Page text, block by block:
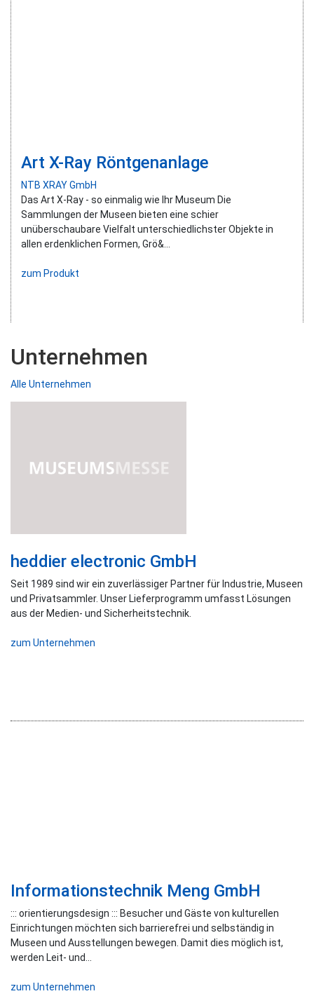
Art X-Ray Röntgenanlage
NTB XRAY GmbH
Das Art X-Ray - so einmalig wie Ihr Museum Die
Sammlungen der Museen bieten eine schier
unüberschaubare Vielfalt unterschiedlichster Objekte in
allen erdenklichen Formen, Grö&...
zum Produkt
Unternehmen
Alle Unternehmen
heddier electronic GmbH
Seit 1989 sind wir ein zuverlässiger Partner für Industrie, Museen
und Privatsammler. Unser Lieferprogramm umfasst Lösungen
aus der Medien- und Sicherheitstechnik.
zum Unternehmen
Informationstechnik Meng GmbH
::: orientierungsdesign ::: Besucher und Gäste von kulturellen
Einrichtungen möchten sich barrierefrei und selbständig in
Museen und Ausstellungen bewegen. Damit dies möglich ist,
werden Leit- und...
zum Unternehmen